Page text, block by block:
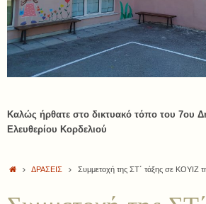
Καλώς ήρθατε στο δικτυακό τόπο του 7ου
Ελευθερίου Κορδελιού
ΑρχικήΔΡΑΣΕΙΣ Συμμετοχή της ΣΤ΄ τάξης σε ΚΟΥΙΖ